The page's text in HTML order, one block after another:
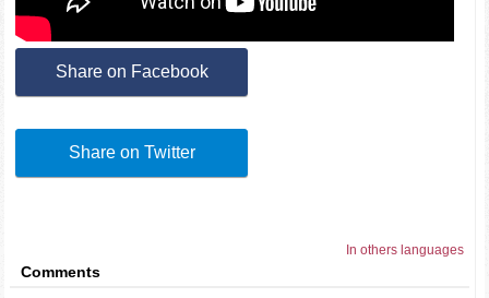
Share on Facebook
Share on Twitter
In others languages
Comments